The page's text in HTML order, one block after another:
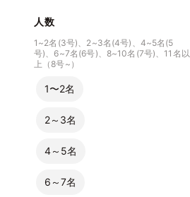
人数
1~2名(3号)、2~3名(4号)、4~5名(5
号)、6~7名(6号)、8~10名(7号)、11名以
上（8号~）
1〜2名
2～3名
4～5名
6～7名